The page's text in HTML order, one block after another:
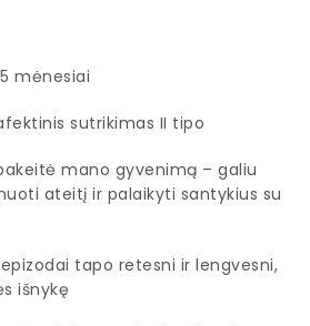
mėnesiai
sutrikimas II tipo
mano gyvenimą – galiu
ateitį ir palaikyti santykius su
tapo retesni ir lengvesni,
išnykę